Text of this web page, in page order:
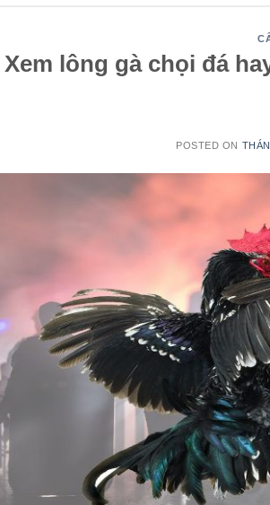
Xem lông gà chọi đá
POSTED ON